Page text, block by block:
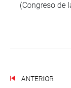
(Congreso de
ANTERIOR